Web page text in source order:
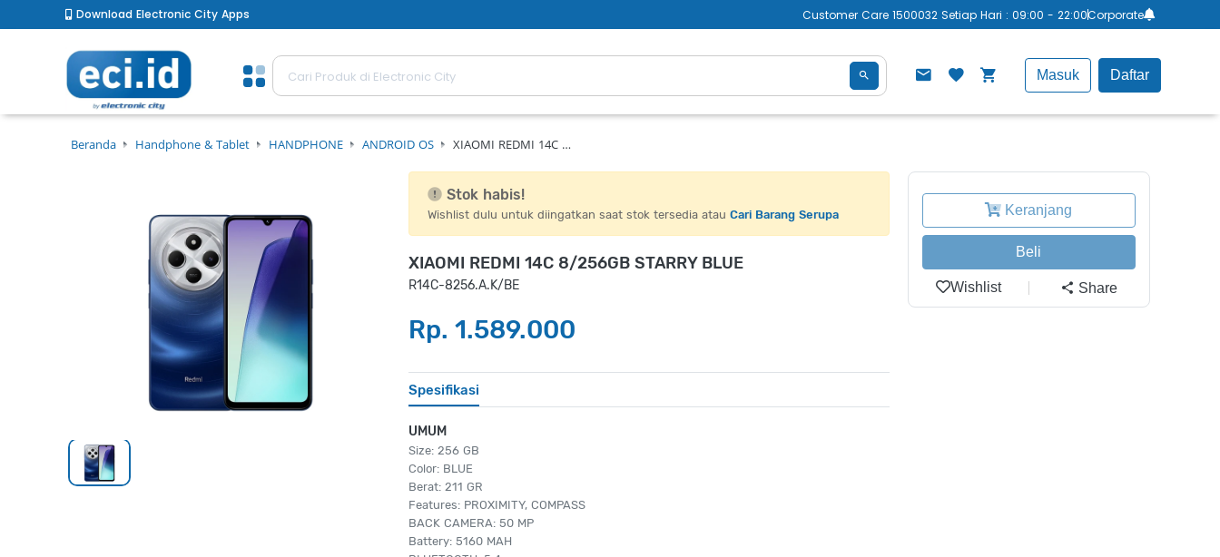
Download Electronic City Apps Customer Care 1500032 Setiap Hari : 09:00 - 22:00Corporate
Masuk Daftar
Beranda Handphone & Tablet HANDPHONE ANDROID OS XIAOMI REDMI 14C …
Stok habis!
Wishlist dulu untuk diingatkan saat stok tersedia atauCari Barang Serupa
XIAOMI REDMI 14C 8/256GB STARRY BLUE
R14C-8256.A.K/BE
Rp. 1.589.000
Spesifikasi
UMUM
Size: 256 GB
Color: BLUE
Berat: 211 GR
Features: PROXIMITY, COMPASS
BACK CAMERA: 50 MP
Battery: 5160 MAH
Keranjang
Beli
Wishlist Share